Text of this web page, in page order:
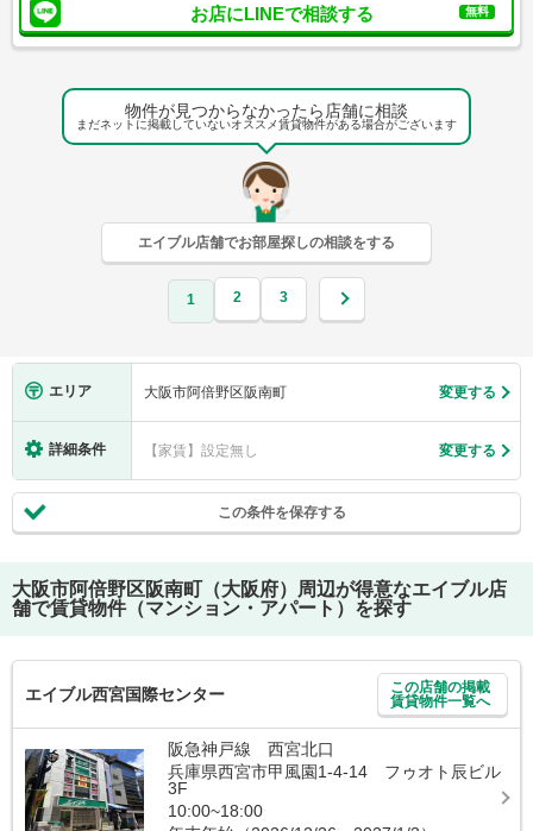
お店にLINEで相談する 無料
物件が見つからなかったら店舗に相談
まだネットに掲載していないオススメ賃貸物件がある場合がございます
エイブル店舗でお部屋探しの相談をする
1 2 3
エリア 大阪市阿倍野区阪南町 変更する
詳細条件 【家賃】設定無し 変更する
この条件を保存する
大阪市阿倍野区阪南町（大阪府）
周辺が得意なエイブル店
舗で賃貸物件（マンション・アパート）を探す
エイブル西宮国際センター
この店舗の掲載
賃貸物件一覧へ
阪急神戸線 西宮北口
兵庫県西宮市甲風園1-4-14 フゥオト辰ビル
3F
10:00~18:00